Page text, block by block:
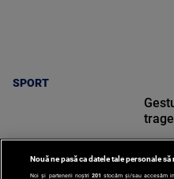
SPORT
Nouă ne pasă ca datele tale personale
Noi și partenerii noștri 201 stocăm și/sau accesăm